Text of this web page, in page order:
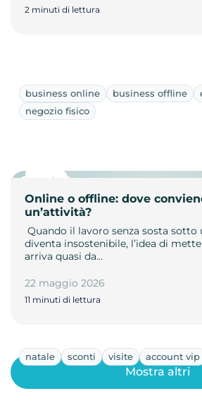
2 minuti di lettura
business online business offline
negozio fisico
Online o offline: dove
un’attività?
Quando il lavoro senza sosta
diventa insostenibile, l’idea di
arriva quasi da…
22 maggio 2026
11 minuti di lettura
natale sconti visite account vip
Mostra altri